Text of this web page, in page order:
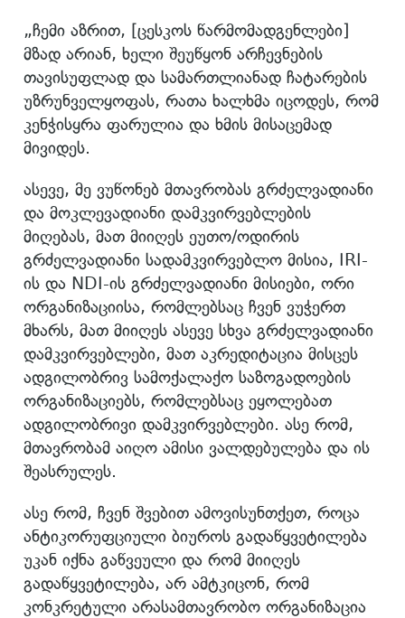
„ჩემი აზრით, [ცესკოს წარმომადგენლები]
მზად არიან, ხელი შეუწყონ არჩევნების
თავისუფლად და სამართლიანად ჩატარების
უზრუნველყოფას, რათა ხალხმა იცოდეს, რომ
კენჭისყრა ფარულია და ხმის მისაცემად
მივიდეს.
ასევე, მე ვუწონებ მთავრობას გრძელვადიანი
და მოკლევადიანი დამკვირვებლების
მიღებას, მათ მიიღეს ეუთო/ოდირის
გრძელვადიანი სადამკვირვებლო მისია, IRI-
ის და NDI-ის გრძელვადიანი მისიები, ორი
ორგანიზაციისა, რომლებსაც ჩვენ ვუჭერთ
მხარს, მათ მიიღეს ასევე სხვა გრძელვადიანი
დამკვირვებლები, მათ აკრედიტაცია მისცეს
ადგილობრივ სამოქალაქო საზოგადოების
ორგანიზაციებს, რომლებსაც ეყოლებათ
ადგილობრივი დამკვირვებლები. ასე რომ,
მთავრობამ აიღო ამისი ვალდებულება და ის
შეასრულეს.
ასე რომ, ჩვენ შვებით ამოვისუნთქეთ, როცა
ანტიკორუფციული ბიუროს გადაწყვეტილება
უკან იქნა გაწვეული და რომ მიიღეს
გადაწყვეტილება, არ ამტკიცონ, რომ
კონკრეტული არასამთავრობო ორგანიზაცია